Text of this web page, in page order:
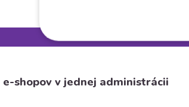
shopov v jednej administrácii